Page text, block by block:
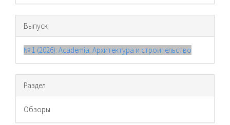
Выпуск
№ 1 (2026): Academia. Архитектура и строительство
Раздел
Обзоры